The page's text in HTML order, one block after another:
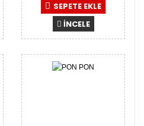
SEPETE EKLE
İNCELE